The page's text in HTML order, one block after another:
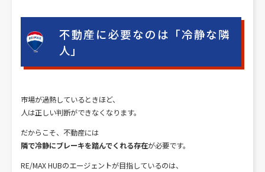
不動産に必要なのは「冷静な隣
人」
市場が過熱しているときほど、
人は正しい判断ができなくなります。
だからこそ、不動産には
隣で冷静にブレーキを踏んでくれる存在が必要です。
RE/MAX HUBのエージェントが目指しているのは、